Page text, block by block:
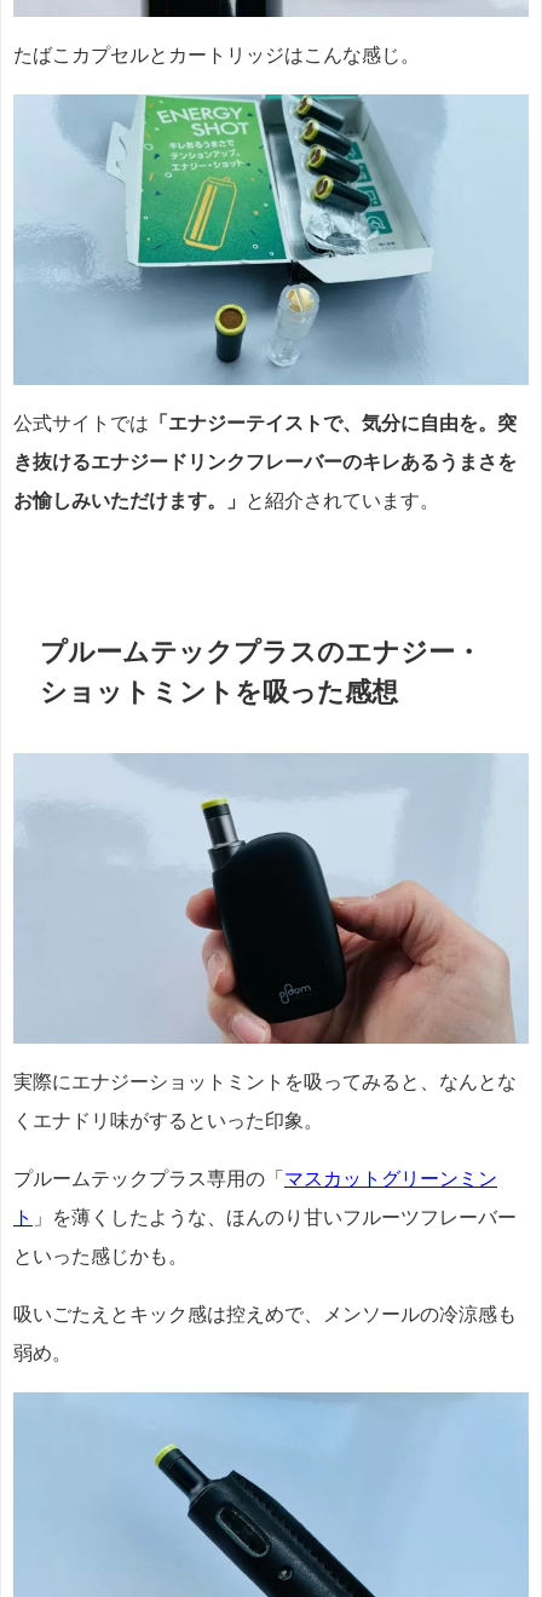
たばこカプセルとカートリッジはこんな感じ。
公式サイトでは 「エナジーテイストで、気分に自由を。突
き抜けるエナジードリンクフレーバーのキレあるうまさを
お愉しみいただけます。」
と紹介されています。
プルームテックプラスのエナジー・
ショットミントを吸った感想
実際にエナジーショットミントを吸ってみると、なんとな
くエナドリ味がするといった印象。
プルームテックプラス専用の「 マスカットグリーンミン
ト 」を薄くしたような、ほんのり甘いフルーツフレーバー
といった感じかも。
吸いごたえとキック感は控えめで、メンソールの冷涼感も
弱め。